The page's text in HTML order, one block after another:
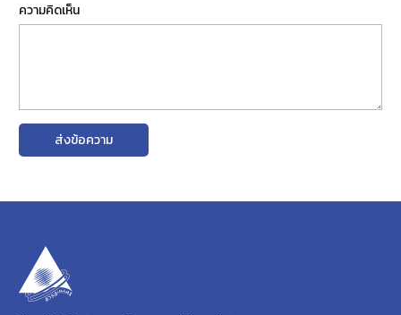
ความคิดเห็น
ส่งข้อความ